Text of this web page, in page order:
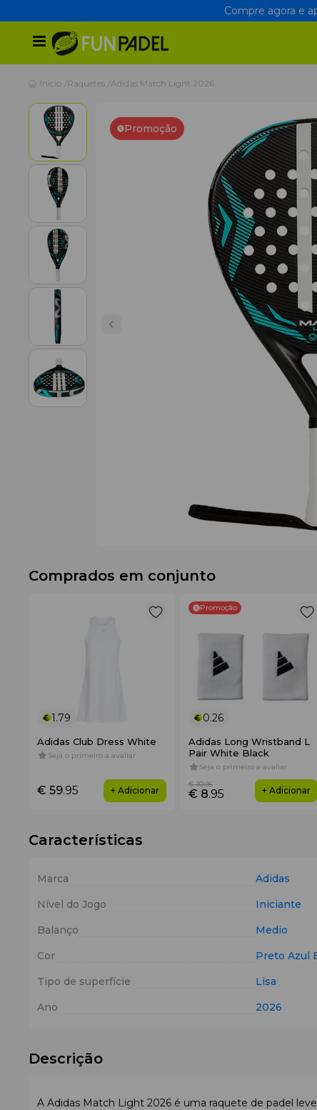
Compre agora e
Início Raquetes Adidas Match Light 2026
Promoção
Comprados em conjunto
1.79
Adidas Club Dress White
Seja o primeiro a avaliar
€ 59.95 + Adicionar
Promoção
0.26
Adidas Long Wristband L
Pair White Black
Seja o primeiro a avaliar
€ 8.95
€ 10.95
+ Adicionar
Características
Marca Adidas
Nível do Jogo
Iniciante
Balanço
Medio
Cor
Preto Azul
Tipo de superfície
Lisa
Ano
2026
Descrição
A Adidas Match Light 2026 é uma raquete de padel